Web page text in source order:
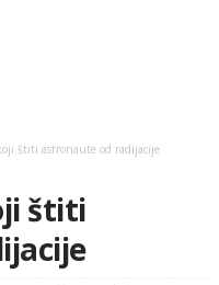
štiti astronaute od radijacije
štiti